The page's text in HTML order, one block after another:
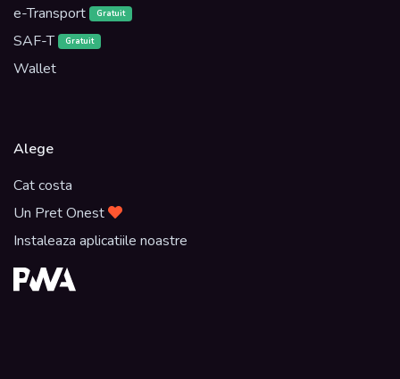
e-Transport Gratuit
SAF-T Gratuit
Wallet
Alege
Cat costa
Un Pret Onest
Instaleaza aplicatiile noastre